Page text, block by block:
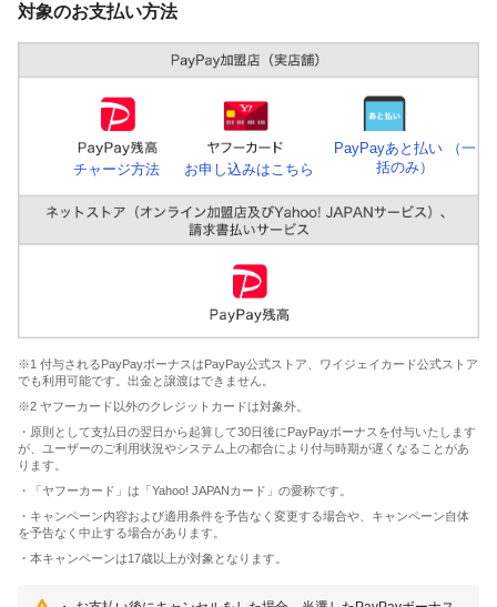
対象のお支払い方法
チャージ方法 お申し込みはこちら
PayPayあと払い （一
括のみ）
※1 付与されるPayPayボーナスはPayPay公式ストア、ワイジェイカード公式ストア
でも利用可能です。出金と譲渡はできません。
※2 ヤフーカード以外のクレジットカードは対象外。
・原則として支払日の翌日から起算して30日後にPayPayボーナスを付与いたします
が、ユーザーのご利用状況やシステム上の都合により付与時期が遅くなることがあ
ります。
・「ヤフーカード」は「Yahoo! JAPANカード」の愛称です。
・キャンペーン内容および適用条件を予告なく変更する場合や、キャンペーン自体
を予告なく中止する場合があります。
・本キャンペーンは17歳以上が対象となります。